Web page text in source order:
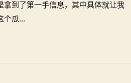
拿到了第一手信息，其中具体就让我
个瓜...